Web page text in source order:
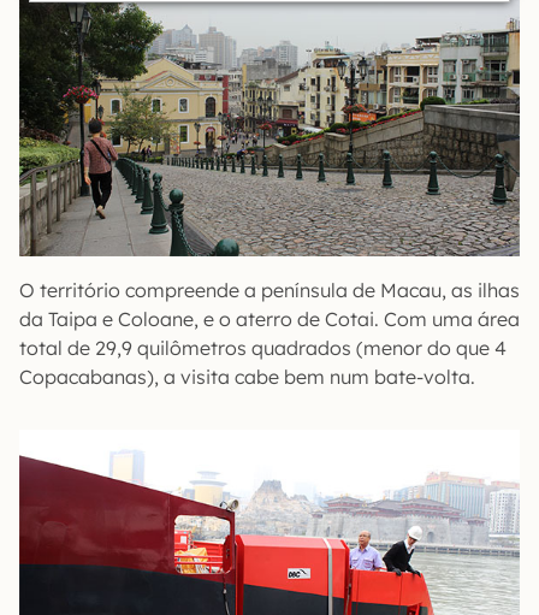
O território compreende a península de Macau, as ilhas
da Taipa e Coloane, e o aterro de Cotai. Com uma área
total de 29,9 quilômetros quadrados (menor do que 4
Copacabanas), a visita cabe bem num bate-volta.